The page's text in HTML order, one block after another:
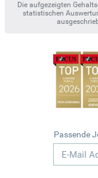
Die aufgezeigten
statistischen
Passende